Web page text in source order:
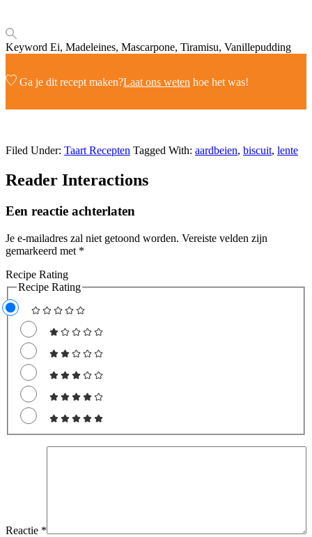
Keyword Ei, Madeleines, Mascarpone, Tiramisu, Vanillepudding
Ga je dit recept maken?Laat ons weten hoe het was!
Filed Under: Taart Recepten Tagged With: aardbeien, biscuit, lente
Reader Interactions
Een reactie achterlaten
Je e-mailadres zal niet getoond worden. Vereiste velden zijn
gemarkeerd met *
Recipe Rating
Recipe Rating
Reactie *